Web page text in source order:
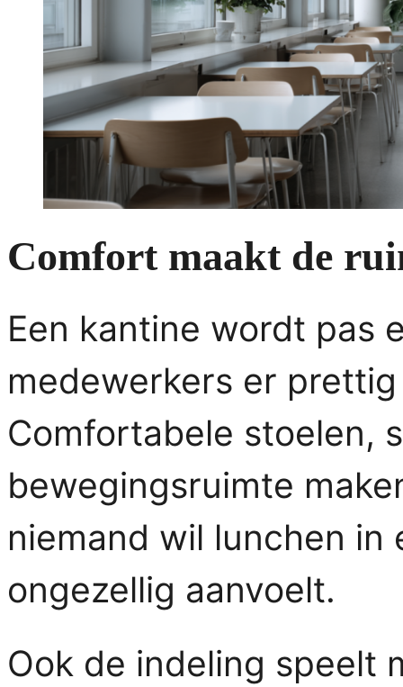
Comfort maakt de
Een kantine wordt pas
medewerkers er
Comfortabele stoelen,
bewegingsruimte
niemand wil lunchen
ongezellig aanvoelt.
Ook de indeling speelt